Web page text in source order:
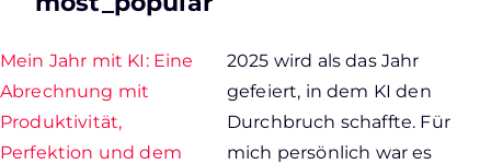
Mein Jahr mit KI: Eine
Abrechnung mit
Produktivität,
Perfektion und dem
2025 wird als das Jahr
gefeiert, in dem KI den
Durchbruch schaffte. Für
mich persönlich war es